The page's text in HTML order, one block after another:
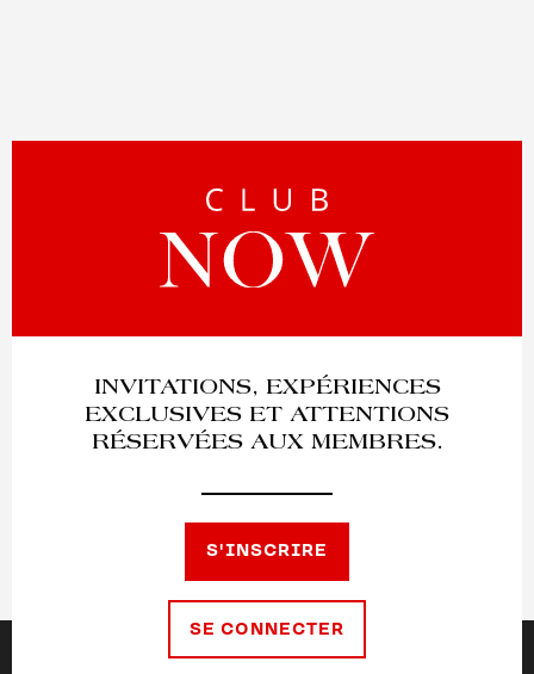
INVITATIONS, EXPÉRIENCES
EXCLUSIVES ET ATTENTIONS
RÉSERVÉES AUX MEMBRES.
S'INSCRIRE
SE CONNECTER